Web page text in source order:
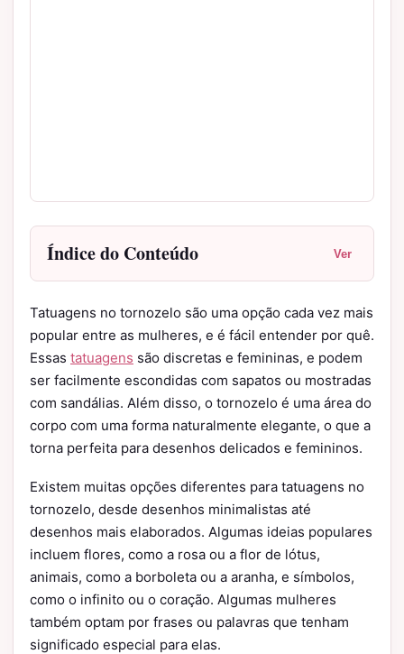
Índice do Conteúdo Ver
Tatuagens no tornozelo são uma opção cada vez mais
popular entre as mulheres, e é fácil entender por quê.
Essas tatuagens são discretas e femininas, e podem
ser facilmente escondidas com sapatos ou mostradas
com sandálias. Além disso, o tornozelo é uma área do
corpo com uma forma naturalmente elegante, o que a
torna perfeita para desenhos delicados e femininos.
Existem muitas opções diferentes para tatuagens no
tornozelo, desde desenhos minimalistas até
desenhos mais elaborados. Algumas ideias populares
incluem flores, como a rosa ou a flor de lótus,
animais, como a borboleta ou a aranha, e símbolos,
como o infinito ou o coração. Algumas mulheres
também optam por frases ou palavras que tenham
significado especial para elas.